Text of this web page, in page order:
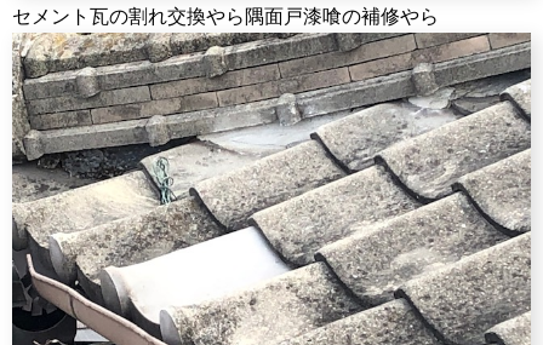
セメント瓦の割れ交換やら隅面戸漆喰の補修やら